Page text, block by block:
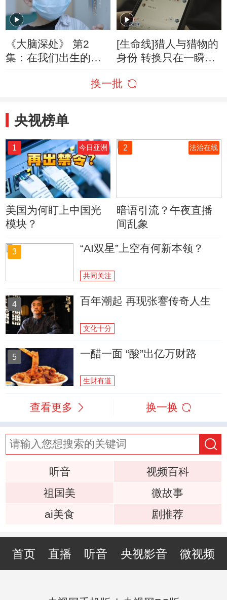
《大脑深处》 第2
集：在我们出生的前
结形成的速度是非常
[生命线]猎人与猎物的
身份 转换只在一瞬之
换一批
央视榜单
1 今日亚洲
美国为何盯上中国光
模块？
2 法治在线
暗语引流？午夜直播
间乱象
3 “AI双星”上空有何新本领？
共同关注
4 百年潮起 再现张謇传奇人生
文化十分
5 一醋一面 “酸”出亿万财路
生财有道
查看更多 换一换
听音
视频百科
祖国美
微故事
ai美食
剧推荐
首页 直播 听音 央视影音 微视频